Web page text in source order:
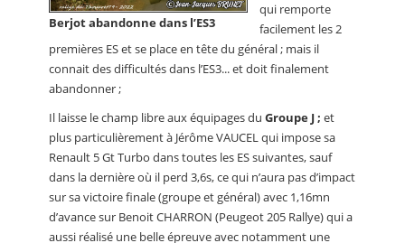
Berjot abandonne dans l’ES3
qui remporte
facilement les 2
premières ES et se place en tête du général ; mais il
connait des difficultés dans l’ES3... et doit finalement
abandonner ;
Il laisse le champ libre aux équipages du Groupe J ; et
plus particulièrement à Jérôme VAUCEL qui impose sa
Renault 5 Gt Turbo dans toutes les ES suivantes, sauf
dans la dernière où il perd 3,6s, ce qui n’aura pas d’impact
sur sa victoire finale (groupe et général) avec 1,16mn
d’avance sur Benoit CHARRON (Peugeot 205 Rallye) qui a
aussi réalisé une belle épreuve avec notamment une